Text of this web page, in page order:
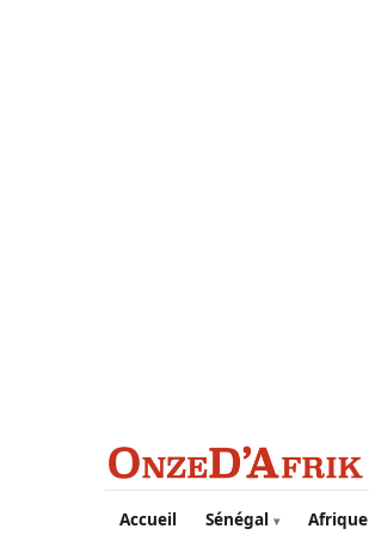
Aller au contenu principal
Accueil Sénégal Afrique